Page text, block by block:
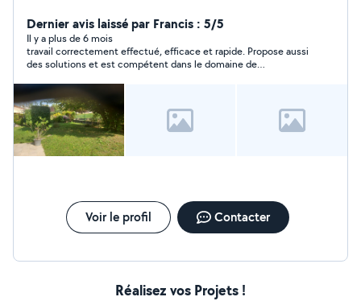
Dernier avis laissé par Francis : 5/5
Il y a plus de 6 mois
travail correctement effectué, efficace et rapide. Propose aussi
des solutions et est compétent dans le domaine de
Voir le profil Contacter
Réalisez vos Projets !